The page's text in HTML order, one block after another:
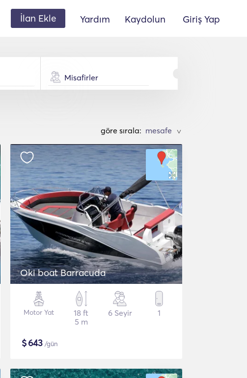
İlan Ekle Yardım Kaydolun Giriş Yap
Misafirler
göre sırala: >
Oki boat Barracuda
Motor Yat
18 ft
5 m
6 Seyir 1
$643 /gün